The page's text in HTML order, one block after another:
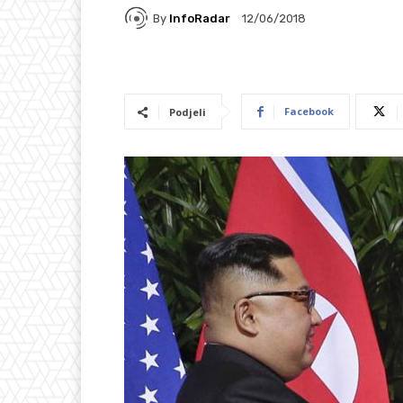
By InfoRadar 12/06/2018
Podjeli Facebook